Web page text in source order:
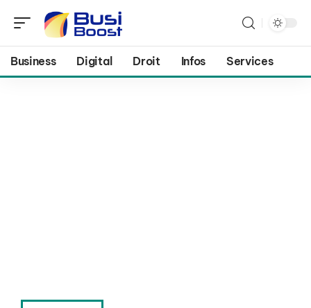
Business Digital Droit Infos Services